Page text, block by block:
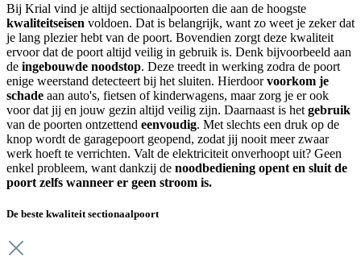
Bij Krial vind je altijd sectionaalpoorten die aan de hoogste
kwaliteitseisen voldoen. Dat is belangrijk, want zo weet je zeker dat
je lang plezier hebt van de poort. Bovendien zorgt deze kwaliteit
ervoor dat de poort altijd veilig in gebruik is. Denk bijvoorbeeld aan
de ingebouwde noodstop. Deze treedt in werking zodra de poort
enige weerstand detecteert bij het sluiten. Hierdoorvoorkom je
schade aan auto's, fietsen of kinderwagens, maar zorg je er ook
voor dat jij en jouw gezin altijd veilig zijn. Daarnaast is het gebruik
van de poorten ontzettend eenvoudig. Met slechts een druk op de
knop wordt de garagepoort geopend, zodat jij nooit meer zwaar
werk hoeft te verrichten. Valt de elektriciteit onverhoopt uit? Geen
enkel probleem, want dankzij de noodbediening opent en sluit de
poort zelfs wanneer er geen stroom is.
De beste kwaliteit sectionaalpoort